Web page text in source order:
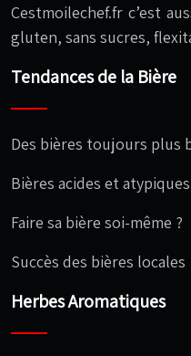
Cestmoilechef.fr c’est
gluten, sans sucres,
Tendances de la Bière
Des bières toujours plus
Bières acides et atypiques
Faire sa bière soi-même ?
Succès des bières locales
Herbes Aromatiques